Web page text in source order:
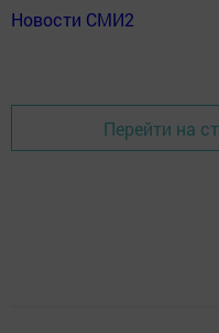
Новости СМИ2
Перейти на